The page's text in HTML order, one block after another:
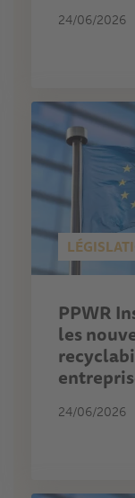
24/06/2026
PPWR
les
24/06/2026